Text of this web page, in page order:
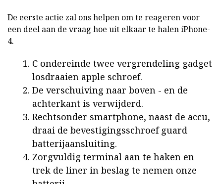
De eerste actie zal ons helpen om te reageren voor
een deel aan de vraag hoe uit elkaar te halen iPhone-
4.
C ondereinde twee vergrendeling gadget
losdraaien apple schroef.
De verschuiving naar boven - en de
achterkant is verwijderd.
Rechtsonder smartphone, naast de accu,
draai de bevestigingsschroef guard
batterijaansluiting.
Zorgvuldig terminal aan te haken en
trek de liner in beslag te nemen onze